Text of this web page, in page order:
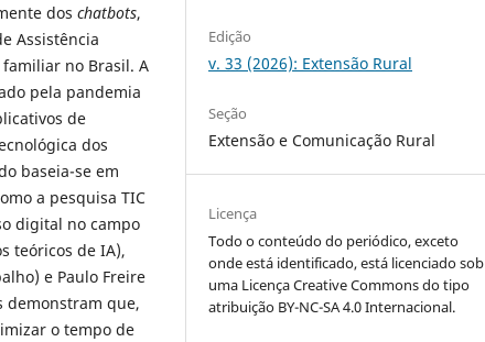
dos chatbots,
Assistência
no Brasil. A
pela pandemia
de
dos
baseia-se em
a pesquisa TIC
digital no campo
teóricos de IA),
e Paulo Freire
demonstram que,
o tempo de
Edição
v. 33 (2026): Extensão Rural
Seção
Extensão e Comunicação Rural
Licença
Todo o conteúdo do periódico, exceto
onde está identificado, está licenciado sob
uma Licença Creative Commons do tipo
atribuição BY-NC-SA 4.0 Internacional.